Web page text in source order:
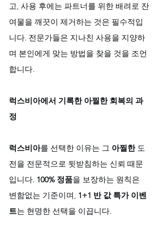
고, 사용 후에는 파트너를 위한 배려로 잔
여물을 깨끗이 제거하는 것은 필수적입
니다. 전문가들은 지나친 사용을 지양하
며 본인에게 맞는 방법을 찾을 것을 조언
합니다.
럭스비아에서 기록한 아찔한 회복의 과
정
럭스비아를 선택한 이유는 그 아찔한 도
전을 전문적으로 뒷받침하는 신뢰 때문
입니다. 100% 정품을 보장하는 원칙은
변함없는 기준이며, 1+1 반 값 특가 이벤
트는 현명한 선택을 이끕니다.